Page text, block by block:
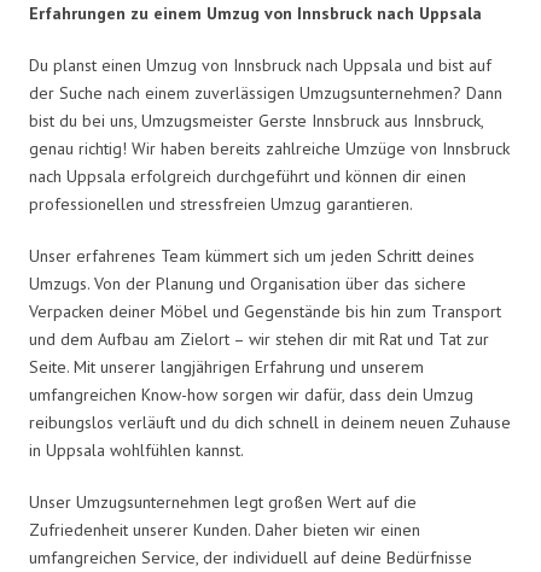
Erfahrungen zu einem Umzug von Innsbruck nach Uppsala
Du planst einen Umzug von Innsbruck nach Uppsala und bist auf
der Suche nach einem zuverlässigen Umzugsunternehmen? Dann
bist du bei uns, Umzugsmeister Gerste Innsbruck aus Innsbruck,
genau richtig! Wir haben bereits zahlreiche Umzüge von Innsbruck
nach Uppsala erfolgreich durchgeführt und können dir einen
professionellen und stressfreien Umzug garantieren.
Unser erfahrenes Team kümmert sich um jeden Schritt deines
Umzugs. Von der Planung und Organisation über das sichere
Verpacken deiner Möbel und Gegenstände bis hin zum Transport
und dem Aufbau am Zielort – wir stehen dir mit Rat und Tat zur
Seite. Mit unserer langjährigen Erfahrung und unserem
umfangreichen Know-how sorgen wir dafür, dass dein Umzug
reibungslos verläuft und du dich schnell in deinem neuen Zuhause
in Uppsala wohlfühlen kannst.
Unser Umzugsunternehmen legt großen Wert auf die
Zufriedenheit unserer Kunden. Daher bieten wir einen
umfangreichen Service, der individuell auf deine Bedürfnisse